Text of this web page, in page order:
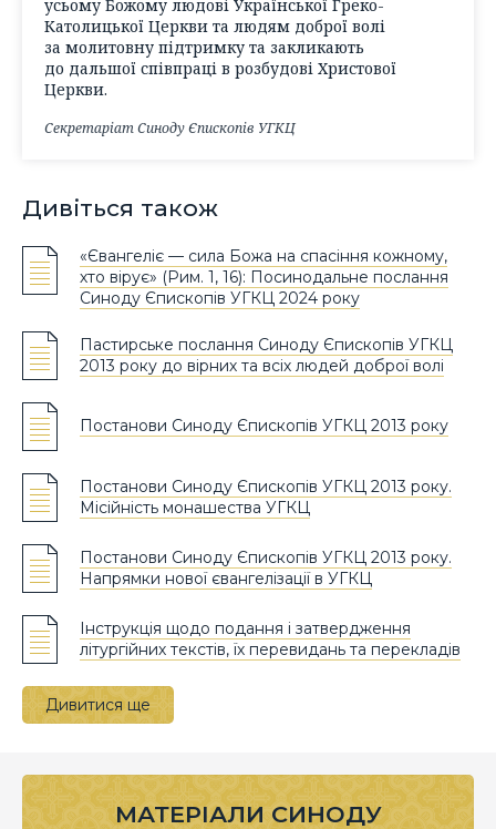
усьому Божому людові Української Греко-
Католицької Церкви та людям доброї волі
за молитовну підтримку та закликають
до дальшої співпраці в розбудові Христової
Церкви.
Секретаріат Синоду Єпископів УГКЦ
Дивіться також
«Євангеліє — сила Божа на спасіння кожному,
хто вірує» (Рим. 1, 16): Посинодальне послання
Синоду Єпископів УГКЦ 2024 року
Пастирське послання Синоду Єпископів УГКЦ
2013 року до вірних та всіх людей доброї волі
Постанови Синоду Єпископів УГКЦ 2013 року
Постанови Синоду Єпископів УГКЦ 2013 року.
Місійність монашества УГКЦ
Постанови Синоду Єпископів УГКЦ 2013 року.
Напрямки нової євангелізації в УГКЦ
Інструкція щодо подання і затвердження
літургійних текстів, їх перевидань та перекладів
Дивитися ще
МАТЕРІАЛИ СИНОДУ